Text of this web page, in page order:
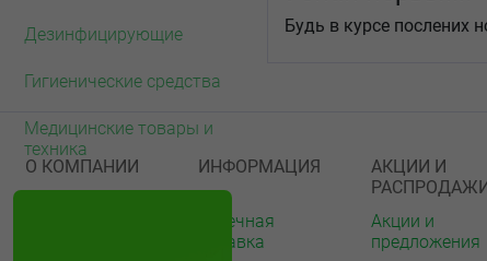
Дезинфицирующие
Гигиенические средства
Медицинские товары и
техника
Будь в курсе послених
О КОМПАНИИ ИНФОРМАЦИЯ
Аптечная
справка
АКЦИИ И
Акции и
предложения